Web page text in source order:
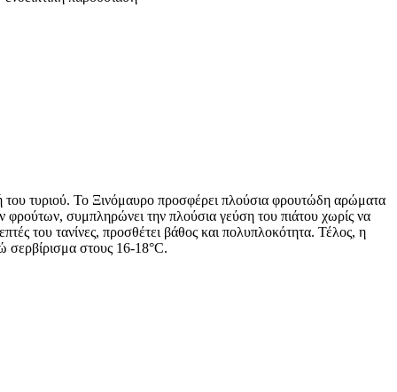
του τυριού. Το Ξινόμαυρο προσφέρει πλούσια φρουτώδη αρώματα
φρούτων, συμπληρώνει την πλούσια γεύση του πιάτου χωρίς να
του τανίνες, προσθέτει βάθος και πολυπλοκότητα. Τέλος, η
σερβίρισμα στους 16-18°C.